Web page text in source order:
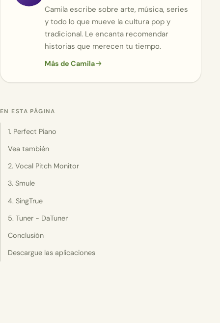
Camila escribe sobre arte, música, series
y todo lo que mueve la cultura pop y
tradicional. Le encanta recomendar
historias que merecen tu tiempo.
Más de Camila
EN ESTA PÁGINA
1. Perfect Piano
Vea también
2. Vocal Pitch Monitor
3. Smule
4. SingTrue
5. Tuner - DaTuner
Conclusión
Descargue las aplicaciones